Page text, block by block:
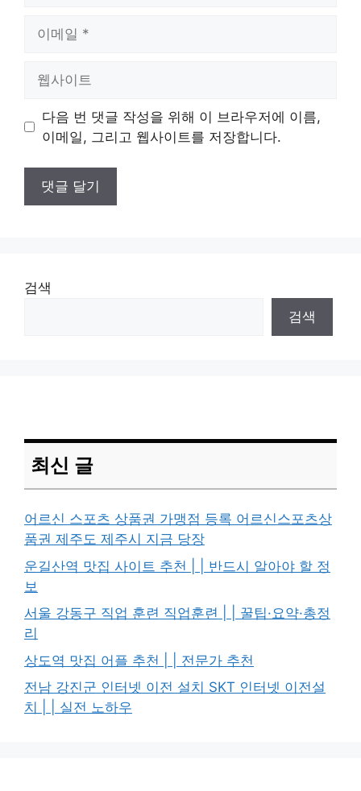
트
다음 번 댓글 작성을 위해 이 브라우저에 이름,
이메일, 그리고 웹사이트를 저장합니다.
검색
검색
최신 글
어르신 스포츠 상품권 가맹점 등록 어르신스포츠상
품권 제주도 제주시 지금 당장
운길산역 맛집 사이트 추천 | | 반드시 알아야 할 정
보
서울 강동구 직업 훈련 직업훈련 | | 꿀팁·요약·총정
리
상도역 맛집 어플 추천 | | 전문가 추천
전남 강진군 인터넷 이전 설치 SKT 인터넷 이전설
치 | | 실전 노하우